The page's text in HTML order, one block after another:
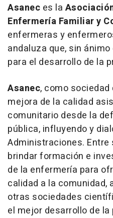
Asanec es la
Enfermería Familiar y
enfermeras y
andaluza que, sin
para el desarrollo de la
Asanec, como
mejora de la calidad
comunitario desde la
pública, influyendo y
Administraciones.
brindar formación e
de la enfermería para
calidad a la comunidad,
otras sociedades
el mejor desarrollo de